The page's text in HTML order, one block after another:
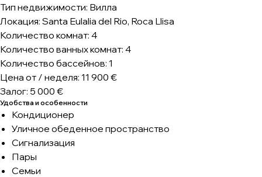
Тип недвижимости: Вилла
Локация: Santa Eulalia del Rio, Roca Llisa
Количество комнат: 4
Количество ванных комнат: 4
Количество бассейнов: 1
Цена от / неделя: 11 900 €
Залог: 5 000 €
Удобства и особенности
Кондиционер
Уличное обеденное пространство
Сигнализация
Пары
Семьи